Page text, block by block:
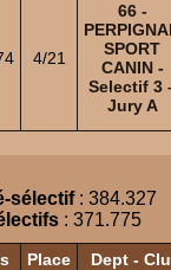
4/21
66 -
SPORT
CANIN -
Selectif 3
Jury A
sélectif: 384.327
: 371.775
Place Dept -